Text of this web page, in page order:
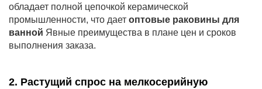
обладает полной цепочкой керамической
промышленности, что дает оптовые раковины для
ванной Явные преимущества в плане цен и сроков
выполнения заказа.
2. Растущий спрос на мелкосерийную